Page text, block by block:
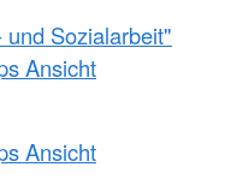
Sozialarbeit"
Ansicht
Ansicht